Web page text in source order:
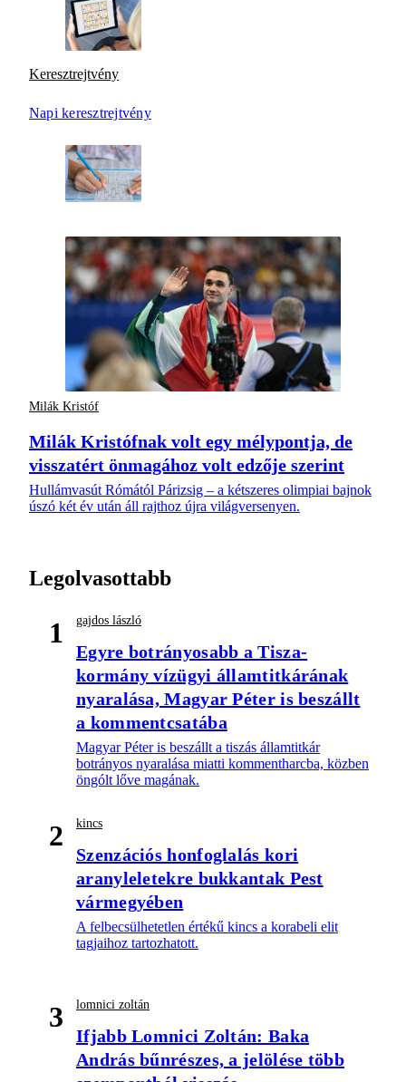
Keresztrejtvény
Napi keresztrejtvény
Milák Kristóf
Milák Kristófnak volt egy mélypontja, de
visszatért önmagához volt edzője szerint
Hullámvasút Rómától Párizsig – a kétszeres olimpiai bajnok
úszó két év után áll rajthoz újra világversenyen.
Legolvasottabb
1 gajdos lászló
Egyre botrányosabb a Tisza-
kormány vízügyi államtitkárának
nyaralása, Magyar Péter is beszállt
a kommentcsatába
Magyar Péter is beszállt a tiszás államtitkár
botrányos nyaralása miatti kommentharcba, közben
öngólt lőve magának.
2 kincs
Szenzációs honfoglalás kori
aranyleletekre bukkantak Pest
vármegyében
A felbecsülhetetlen értékű kincs a korabeli elit
tagjaihoz tartozhatott.
3 lomnici zoltán
Ifjabb Lomnici Zoltán: Baka
András bűnrészes, a jelölése több